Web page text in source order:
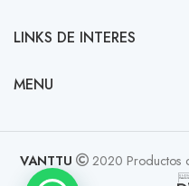
LINKS DE INTERES
MENU
VANTTU 2020 Productos